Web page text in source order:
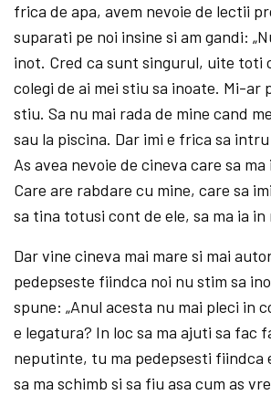
frica de apa, avem nevoie de lectii
suparati pe noi insine si am gandi:
inot. Cred ca sunt singurul, uite toti
colegi de ai mei stiu sa inoate. Mi-ar
stiu. Sa nu mai rada de mine cand
sau la piscina. Dar imi e frica sa
As avea nevoie de cineva care sa
Care are rabdare cu mine, care sa
sa tina totusi cont de ele, sa ma ia in
Dar vine cineva mai mare si mai
pedepseste fiindca noi nu stim sa
spune: „Anul acesta nu mai pleci in
e legatura? In loc sa ma ajuti sa fac
neputinte, tu ma pedepsesti fiindca
sa ma schimb si sa fiu asa cum as